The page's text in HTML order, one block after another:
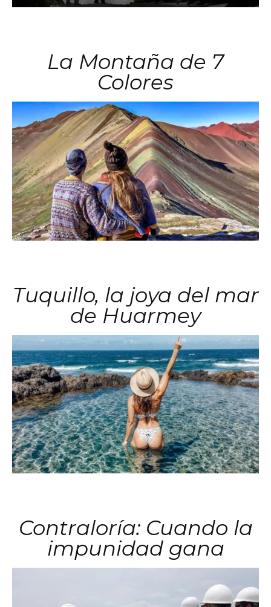
La Montaña de 7
Colores
Tuquillo, la joya del mar
de Huarmey
Contraloría: Cuando la
impunidad gana